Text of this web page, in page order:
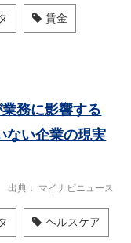
賃金
務に影響する
ない企業の現実
出典 マイナビニュース
ヘルスケア